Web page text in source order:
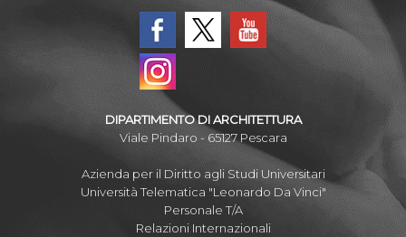
DIPARTIMENTO DI ARCHITETTURA
Viale Pindaro - 65127 Pescara
Azienda per il Diritto agli Studi Universitari
Università Telematica "Leonardo Da Vinci"
Personale T/A
Relazioni Internazionali